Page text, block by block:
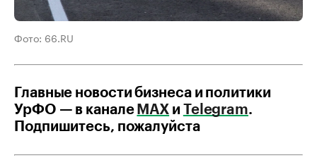
Фото: 66.RU
Главные новости бизнеса и политики
УрФО — в канале МАХ и Telegram.
Подпишитесь, пожалуйста